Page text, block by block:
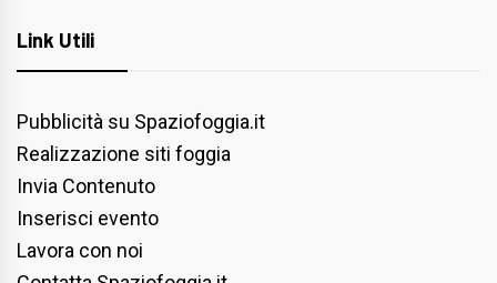
Link Utili
Pubblicità su Spaziofoggia.it
Realizzazione siti foggia
Invia Contenuto
Inserisci evento
Lavora con noi